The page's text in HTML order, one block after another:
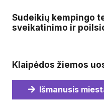
Sudeikių kempingo
sveikatinimo ir
Klaipėdos žiemos
Išmanusis